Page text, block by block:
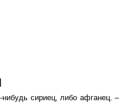
сириец, либо афганец. –